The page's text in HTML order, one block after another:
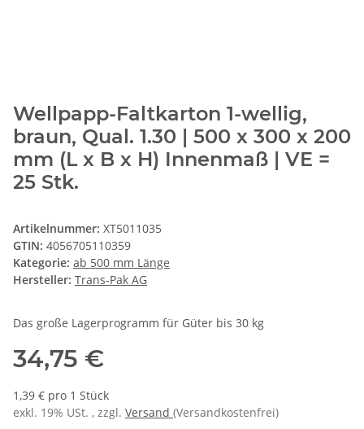
Wellpapp-Faltkarton 1-wellig,
braun, Qual. 1.30 | 500 x 300 x 200
mm (L x B x H) Innenmaß | VE =
25 Stk.
Artikelnummer: XT5011035
GTIN: 4056705110359
Kategorie: ab 500 mm Länge
Hersteller: Trans-Pak AG
Das große Lagerprogramm für Güter bis 30 kg
34,75 €
1,39 € pro 1 Stück
exkl. 19% USt. , zzgl. Versand (Versandkostenfrei)